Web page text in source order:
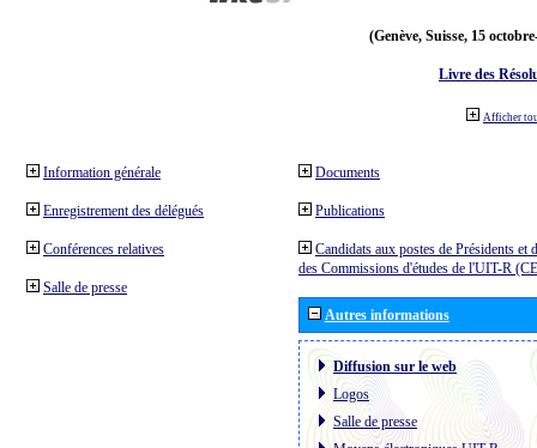
(Genève, Suisse, 15
Livre des
Afficher
Information générale
Enregistrement des délégués
Conférences relatives
Salle de presse
Documents
Publications
Candidats aux postes de Présidents et
des Commissions d'études de l'UIT-R
Autres informations
Diffusion sur le web
Logos
Salle de presse